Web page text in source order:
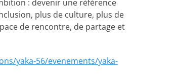
: devenir une référence
plus de culture, plus de
de rencontre, de partage et
yaka-56/evenements/yaka-